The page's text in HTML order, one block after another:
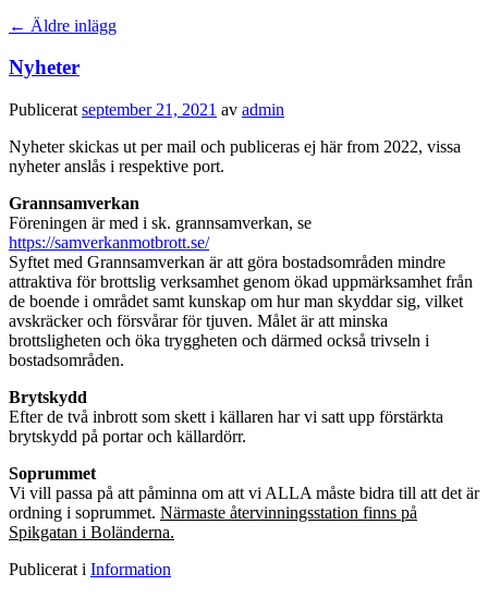
← Äldre inlägg
Nyheter
Publicerat september 21, 2021 av admin
Nyheter skickas ut per mail och publiceras ej här from 2022, vissa
nyheter anslås i respektive port.
Grannsamverkan
Föreningen är med i sk. grannsamverkan, se
https://samverkanmotbrott.se/
Syftet med Grannsamverkan är att göra bostadsområden mindre
attraktiva för brottslig verksamhet genom ökad uppmärksamhet från
de boende i området samt kunskap om hur man skyddar sig, vilket
avskräcker och försvårar för tjuven. Målet är att minska
brottsligheten och öka tryggheten och därmed också trivseln i
bostadsområden.
Brytskydd
Efter de två inbrott som skett i källaren har vi satt upp förstärkta
brytskydd på portar och källardörr.
Soprummet
Vi vill passa på att påminna om att vi ALLA måste bidra till att det är
ordning i soprummet. Närmaste återvinningsstation finns på
Spikgatan i Boländerna.
Publicerat i Information